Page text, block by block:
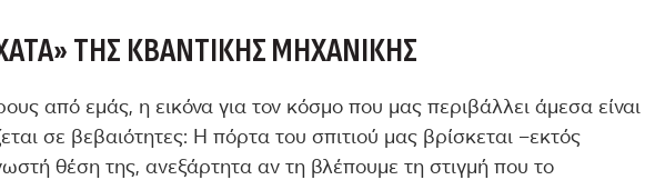
ΤΗΣ ΚΒΑΝΤΙΚΉΣ ΜΗΧΑΝΙΚΉΣ
από εμάς, η εικόνα για τον κόσμο που μας περιβάλλει άμεσα είναι
σε βεβαιότητες: Η πόρτα του σπιτιού μας βρίσκεται –εκτός
θέση της, ανεξάρτητα αν τη βλέπουμε τη στιγμή που το